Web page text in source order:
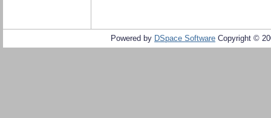
Powered by DSpace Software Copyright ©